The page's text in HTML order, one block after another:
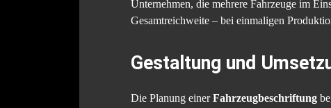
Unternehmen, die mehrere Fahrzeuge im
Gesamtreichweite – bei einmaligen
Gestaltung und
Die Planung einerFahrzeugbeschriftung